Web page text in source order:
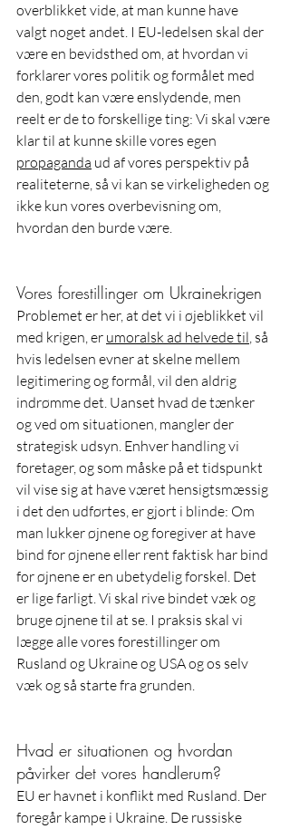
overblikket vide, at man kunne have
valgt noget andet. I EU-ledelsen skal der
være en bevidsthed om, at hvordan vi
forklarer vores politik og formålet med
den, godt kan være enslydende, men
reelt er de to forskellige ting: Vi skal være
klar til at kunne skille vores egen
propaganda ud af vores perspektiv på
realiteterne, så vi kan se virkeligheden og
ikke kun vores overbevisning om,
hvordan den burde være.
Vores forestillinger om Ukrainekrigen
Problemet er her, at det vi i øjeblikket vil
med krigen, er umoralsk ad helvede til, så
hvis ledelsen evner at skelne mellem
legitimering og formål, vil den aldrig
indrømme det. Uanset hvad de tænker
og ved om situationen, mangler der
strategisk udsyn. Enhver handling vi
foretager, og som måske på et tidspunkt
vil vise sig at have været hensigtsmæssig
i det den udførtes, er gjort i blinde: Om
man lukker øjnene og foregiver at have
bind for øjnene eller rent faktisk har bind
for øjnene er en ubetydelig forskel. Det
er lige farligt. Vi skal rive bindet væk og
bruge øjnene til at se. I praksis skal vi
lægge alle vores forestillinger om
Rusland og Ukraine og USA og os selv
væk og så starte fra grunden.
Hvad er situationen og hvordan
påvirker det vores handlerum?
EU er havnet i konflikt med Rusland. Der
foregår kampe i Ukraine. De russiske